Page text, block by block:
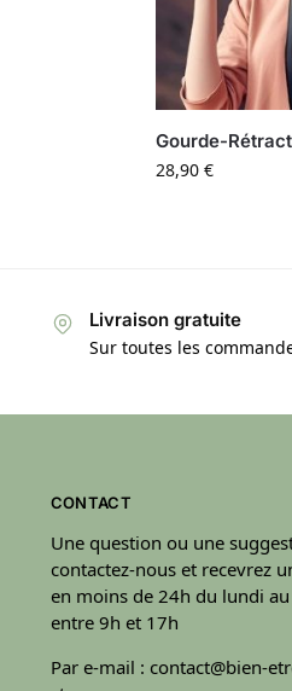
Gourde-
28,90 €
Livraison gratuite
Sur toutes les
CONTACT
Une question ou une
contactez-nous et recevrez
en moins de 24h du lundi
entre 9h et 17h
Par e-mail : contact@bien-